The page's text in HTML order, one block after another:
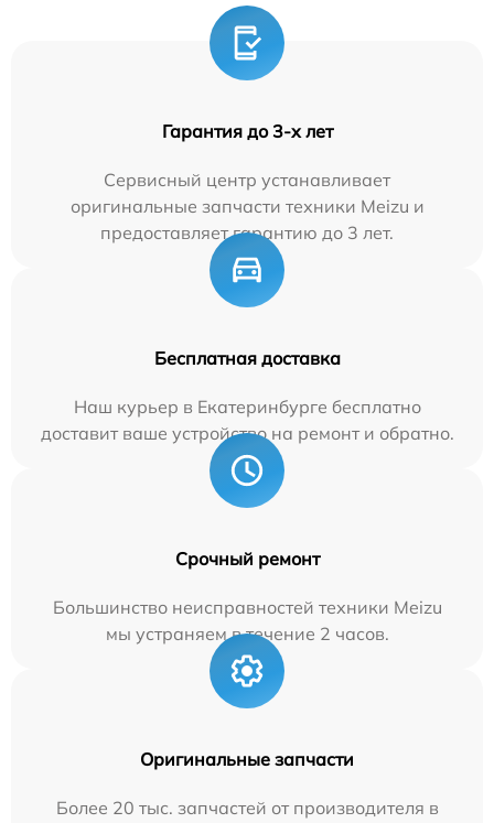
Гарантия до 3-х лет
Сервисный центр устанавливает
оригинальные запчасти техники Meizu и
предоставляет гарантию до 3 лет.
Бесплатная доставка
Наш курьер в Екатеринбурге бесплатно
доставит ваше устройство на ремонт и обратно.
Срочный ремонт
Большинство неисправностей техники Meizu
мы устраняем в течение 2 часов.
Оригинальные запчасти
Более 20 тыс. запчастей от производителя в